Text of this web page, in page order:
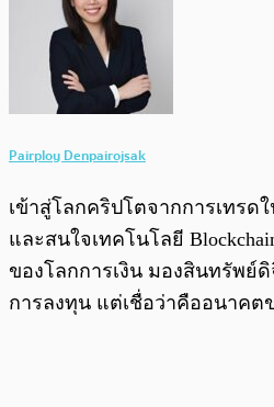
Pairploy Denpairojsak
เข้าสู่โลกคริปโตจากการเทรดใ
และสนใจเทคโนโลยี
ของโลกการเงิน มองสินทรัพย์
การลงทุน แต่เชื่อว่าคืออนาคต